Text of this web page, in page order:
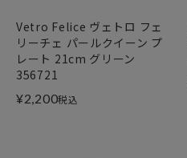
Vetro Felice ヴェトロ フェ
リーチェ パールクイーン プ
レート 21cm グリーン
356721
¥2,200税込